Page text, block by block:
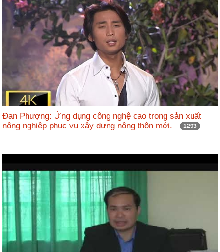
Đan Phượng: Ứng dụng công nghệ cao trong sản xuất
nông nghiệp phục vụ xây dựng nông thôn mới.
1293